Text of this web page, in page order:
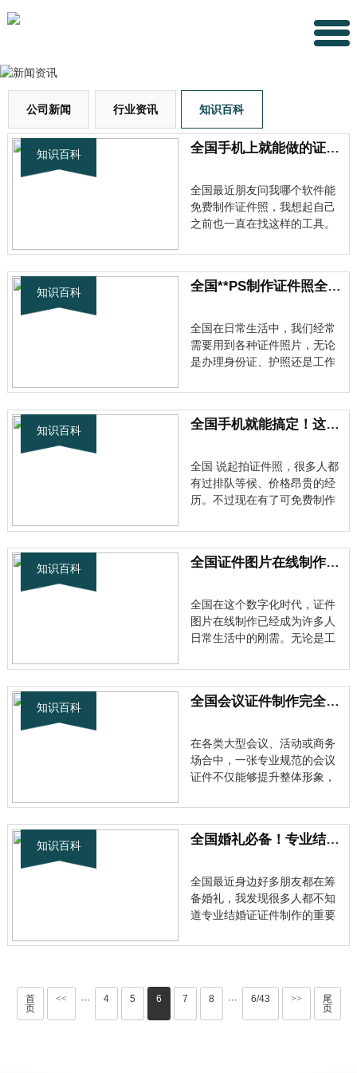
公司新闻 行业资讯 知识百科
知识百科 全国手机上就能做的证件照！这些免费软件真的太好用了
全国最近朋友问我哪个软件能
免费制作证件照，我想起自己
之前也一直在找这样的工具。
照，从工作面试到办理各种证
件，一张规范的证件照真的很
重要。 为什么需要专门的证件
拍摄方式不仅麻烦，而且成本
也不···
知识百科 全国**PS制作证件照全攻略：从新手到精通的详细教程**
全国在日常生活中，我们经常
需要用到各种证件照片，无论
是办理身份证、护照还是工作
重要。PS制作证件照已经成为
许多人解决这一需求的有效方
式。作为一名资深的图像处理
经验和技巧，帮助大家轻松掌
握这项···
知识百科 全国手机就能搞定！这5款免费证件照APP太实用了
全国 说起拍证件照，很多人都
有过排队等候、价格昂贵的经
历。不过现在有了可免费制作
再是问题啦！作为一名经常需
要各种尺寸照片的职场人，我
今天就来分享几款好用又免费
择很重要，这些功能要看清 全
国···
知识百科 全国证件图片在线制作全攻略：轻松搞定各类证照电子化需求
全国在这个数字化时代，证件
图片在线制作已经成为许多人
日常生活中的刚需。无论是工
速生成标准规范的证件照片，
都显得尤为重要。 全国 为什么
选择在线制作证件图片？ 全国
拍摄，不仅耗时费力，而且成
知识百科 全国会议证件制作完全指南：从设计到印刷全流程解析
在各类大型会议、活动或商务
场合中，一张专业规范的会议
证件不仅能够提升整体形象，
确保活动有序进行。那么，究
竟该如何制作一款既实用又具
美感的会议证件呢？今天我就
一、明确证件用途与类型 全国
首先，···
知识百科 全国婚礼必备！专业结婚证证件制作全攻略，新人必看指南
全国最近身边好多朋友都在筹
备婚礼，我发现很多人都不知
道专业结婚证证件制作的重要
程的人，我想跟大家分享一些
证，很多人觉得就是去民政局
领的那个本本而已。但实际
首
页
<< ··· 4 5 6 7 8 ··· 6/43 >>
尾
页